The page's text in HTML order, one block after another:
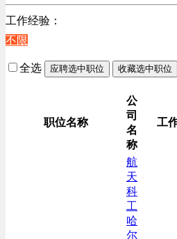
客服及凯发娱乐网址的技术支持类
电子/电器/半导体类
电力电气/能源/自动化
咨询/顾问/法律类
行政/后勤/文秘类
工作经验：
不限
全选 应聘选中职位 收藏选中职位
职位名称
公
司
名
称
工
航
天
科
工
哈
尔